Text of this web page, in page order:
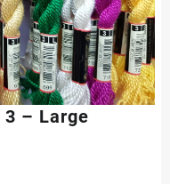
3 – Large